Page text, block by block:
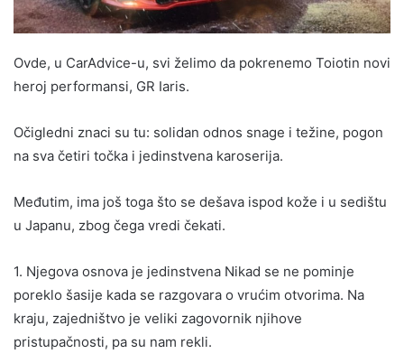
Ovde, u CarAdvice-u, svi želimo da pokrenemo Toiotin novi
heroj performansi, GR Iaris.
Očigledni znaci su tu: solidan odnos snage i težine, pogon
na sva četiri točka i jedinstvena karoserija.
Međutim, ima još toga što se dešava ispod kože i u sedištu
u Japanu, zbog čega vredi čekati.
1. Njegova osnova je jedinstvena Nikad se ne pominje
poreklo šasije kada se razgovara o vrućim otvorima. Na
kraju, zajedništvo je veliki zagovornik njihove
pristupačnosti, pa su nam rekli.